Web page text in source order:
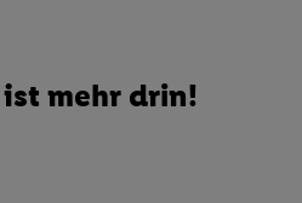
mehr drin!
Gewährleistung der